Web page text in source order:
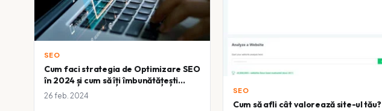
SEO
Cum faci strategia de Optimizare SEO
în 2024 și cum să îți îmbunătățești
poziția în motoarele de căutare
26 feb. 2024
SEO
Cum să afli cât valorează site-ul tău?